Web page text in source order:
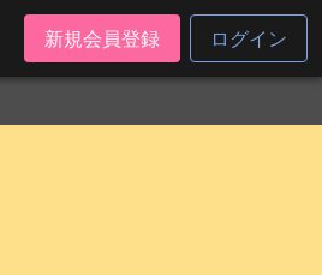
新規会員登録 ログイン